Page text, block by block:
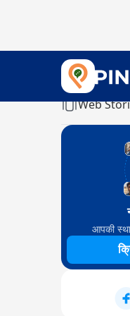
Home
Web
आपकी